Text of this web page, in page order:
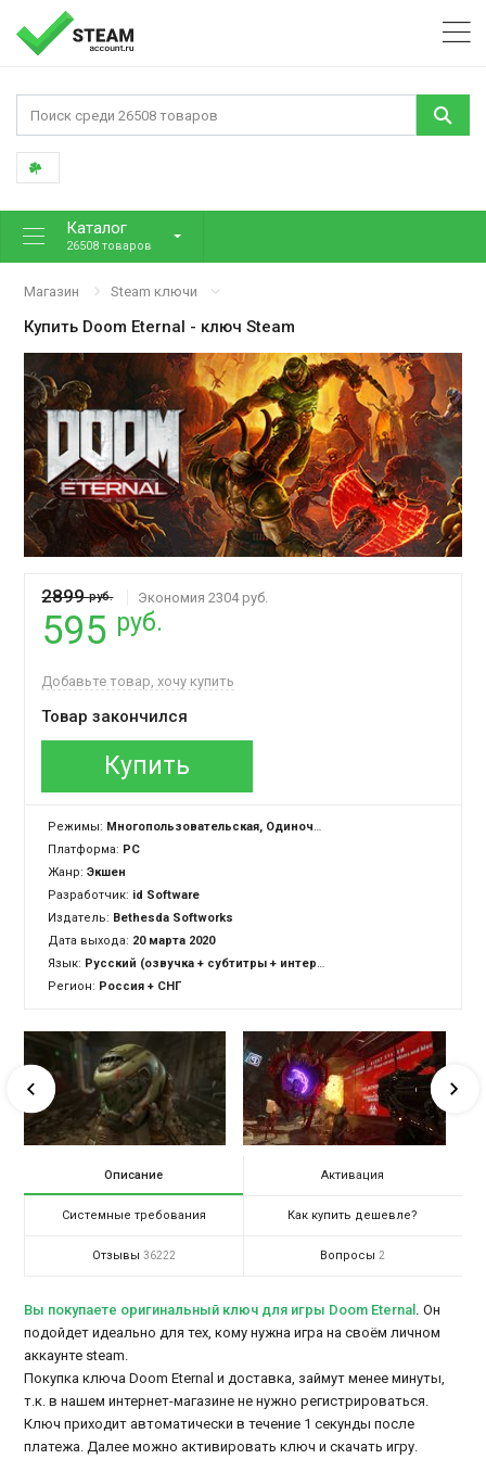
Каталог
26508 товаров
Магазин Steam ключи
Купить Doom Eternal - ключ Steam
2899руб. Экономия 2304 руб.
595 руб.
Добавьте товар, хочу купить
Товар закончился
Купить
Режимы: Многопользовательская, Одиночная
Платформа: PC
Жанр:Экшен
Разработчик: id Software
Издатель: Bethesda Softworks
Дата выхода: 20 марта 2020
Язык: Русский (озвучка + субтитры + интерфейс), Английский (озвучка + субтитры + интерфейс)
Регион: Россия + СНГ
Описание Активация
Системные требования Как купить дешевле?
Отзывы 36222 Вопросы 2
Вы покупаете оригинальный ключ для игры Doom Eternal . Он
подойдет идеально для тех, кому нужна игра на своём личном
аккаунте steam.
Покупка ключа Doom Eternal и доставка, займут менее минуты,
т.к. в нашем интернет-магазине не нужно регистрироваться.
Ключ приходит автоматически в течение 1 секунды после
платежа. Далее можно активировать ключ и скачать игру.